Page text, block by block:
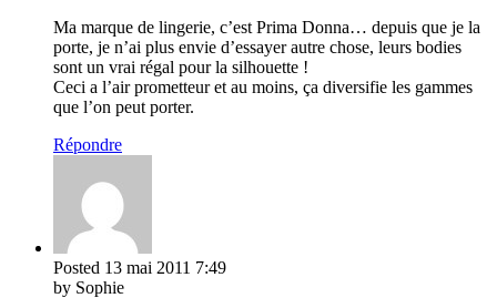
Ma marque de lingerie, c’est Prima Donna… depuis que je la
porte, je n’ai plus envie d’essayer autre chose, leurs bodies
sont un vrai régal pour la silhouette !
Ceci a l’air prometteur et au moins, ça diversifie les gammes
que l’on peut porter.
Répondre
Posted 13 mai 2011 7:49
by Sophie